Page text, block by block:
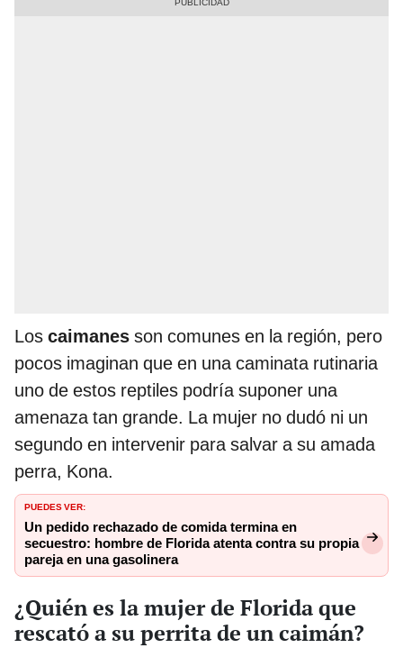
Los caimanes son comunes en la región, pero
pocos imaginan que en una caminata rutinaria
uno de estos reptiles podría suponer una
amenaza tan grande. La mujer no dudó ni un
segundo en intervenir para salvar a su amada
perra, Kona.
PUEDES VER:
Un pedido rechazado de comida termina en
secuestro: hombre de Florida atenta contra su propia
pareja en una gasolinera
¿Quién es la mujer de Florida que
rescató a su perrita de un caimán?